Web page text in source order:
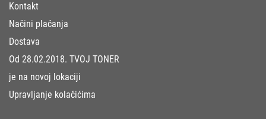
Kontakt
Načini plaćanja
Dostava
Od 28.02.2018. TVOJ TONER
je na novoj lokaciji
Upravljanje kolačićima